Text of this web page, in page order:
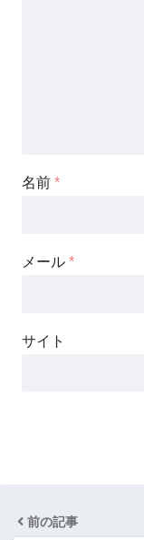
名前 *
メール *
サイト
前の記事